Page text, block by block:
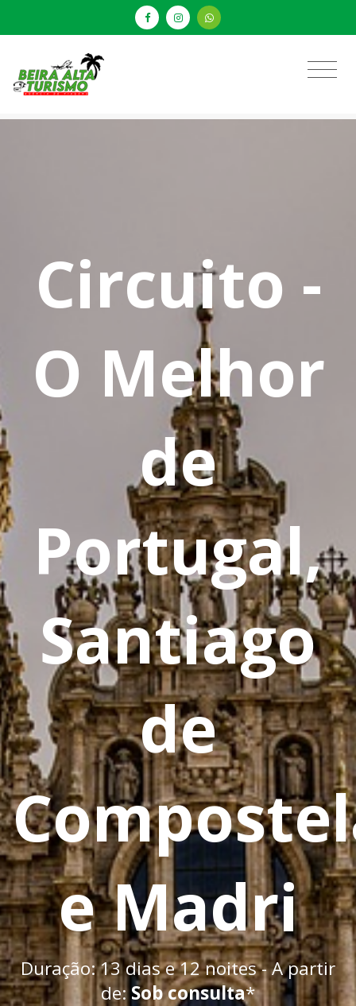
Circuito -
O Melhor
de
Portugal,
Santiago
de
e Madri
Duração: 13 dias e 12 noites - A partir
de: Sob consulta*